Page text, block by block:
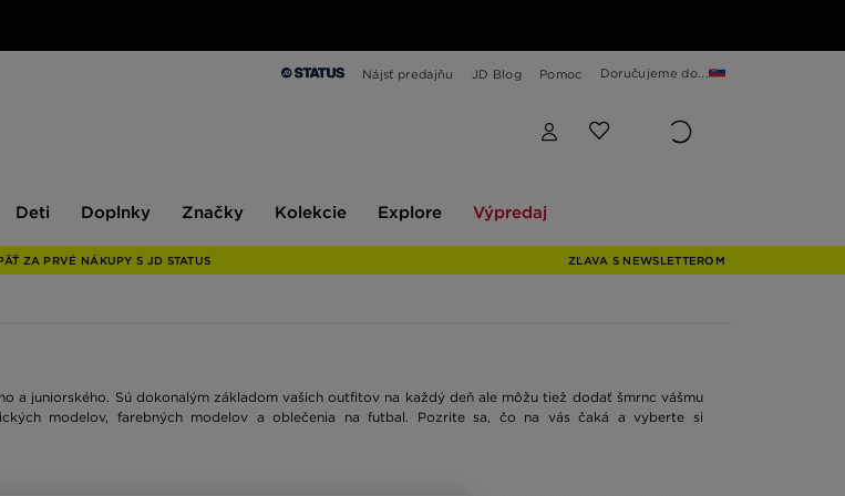
Nájsť predajňu JD Blog Pomoc Doručujeme do...
Deti Doplnky Značky Kolekcie Explore Výpredaj
ZA PRVÉ NÁKUPY S JD STATUS ZĽAVA S NEWSLETTEROM
a juniorského. Sú dokonalým základom vašich outfitov na každý deň ale môžu tiež dodať šmrnc vášmu
modelov, farebných modelov a oblečenia na futbal. Pozrite sa, čo na vás čaká a vyberte si